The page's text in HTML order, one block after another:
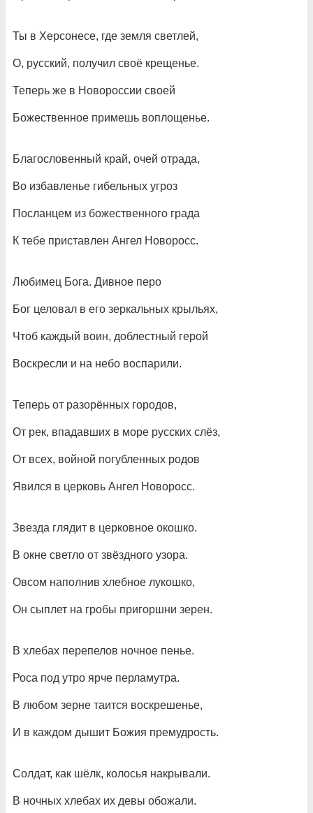
Ты в Херсонесе, где земля светлей,
О, русский, получил своё крещенье.
Теперь же в Новороссии своей
Божественное примешь воплощенье.
Благословенный край, очей отрада,
Во избавленье гибельных угроз
Посланцем из божественного града
К тебе приставлен Ангел Новоросс.
Любимец Бога. Дивное перо
Бог целовал в его зеркальных крыльях,
Чтоб каждый воин, доблестный герой
Воскресли и на небо воспарили.
Теперь от разорённых городов,
От рек, впадавших в море русских слёз,
От всех, войной погубленных родов
Явился в церковь Ангел Новоросс.
Звезда глядит в церковное окошко.
В окне светло от звёздного узора.
Овсом наполнив хлебное лукошко,
Он сыплет на гробы пригоршни зерен.
В хлебах перепелов ночное пенье.
Роса под утро ярче перламутра.
В любом зерне таится воскрешенье,
И в каждом дышит Божия премудрость.
Солдат, как шёлк, колосья накрывали.
В ночных хлебах их девы обожали.